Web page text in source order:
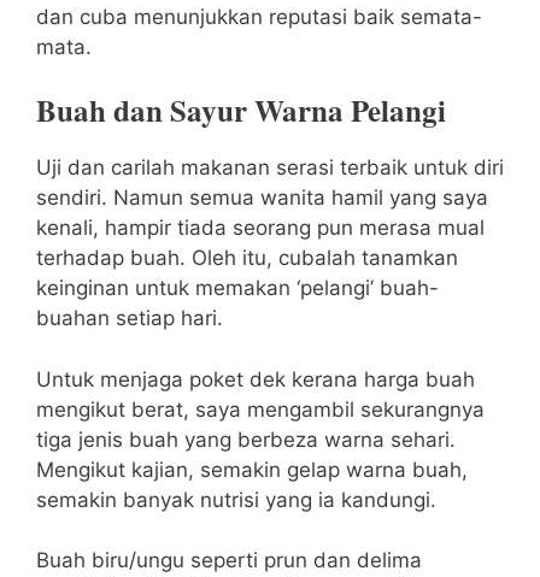
dan cuba menunjukkan reputasi baik semata-
mata.
Buah dan Sayur Warna Pelangi
Uji dan carilah makanan serasi terbaik untuk diri
sendiri. Namun semua wanita hamil yang saya
kenali, hampir tiada seorang pun merasa mual
terhadap buah. Oleh itu, cubalah tanamkan
keinginan untuk memakan ‘pelangi’ buah-
buahan setiap hari.
Untuk menjaga poket dek kerana harga buah
mengikut berat, saya mengambil sekurangnya
tiga jenis buah yang berbeza warna sehari.
Mengikut kajian, semakin gelap warna buah,
semakin banyak nutrisi yang ia kandungi.
Buah biru/ungu seperti prun dan delima